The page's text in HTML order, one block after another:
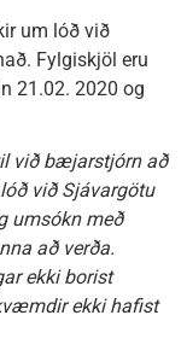
um lóð við
Fylgiskjöl eru
21.02. 2020 og
við bæjarstjórn að
við Sjávargötu
umsókn með
að verða.
ekki borist
ekki hafist